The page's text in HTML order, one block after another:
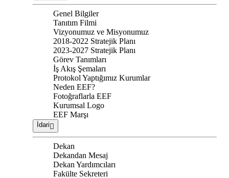
Genel Bilgiler
Tanıtım Filmi
Vizyonumuz ve Misyonumuz
2018-2022 Stratejik Planı
2023-2027 Stratejik Planı
Görev Tanımları
İş Akış Şemaları
Protokol Yaptığımız Kurumlar
Neden EEF?
Fotoğraflarla EEF
Kurumsal Logo
EEF Marşı
İdari
Dekan
Dekandan Mesaj
Dekan Yardımcıları
Fakülte Sekreteri